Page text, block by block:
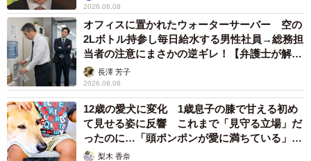
4/4
（Amasakuさん提供）
Amasakuさん関連情報
Xアカウント：
https://x.com/amasaku777
山に脳みそ🧠みたいな石たくさん落ちてたんですけど🤣
2026.08.08
オフィスに置かれたウォーターサーバー 空の
2Lボトル持参し毎日給水する男性社員→総務担
当者の注意にまさかの逆ギレ！【弁護士が解
説】長澤 芳子
2026.08.08
12歳の愛犬に変化 1歳息子の膝で甘える初め
て見せる姿に反響 これまで「見守る立場」だ
ったのに…「頭ポンポンが愛に満ちている」
「尊…」
梨木 香奈